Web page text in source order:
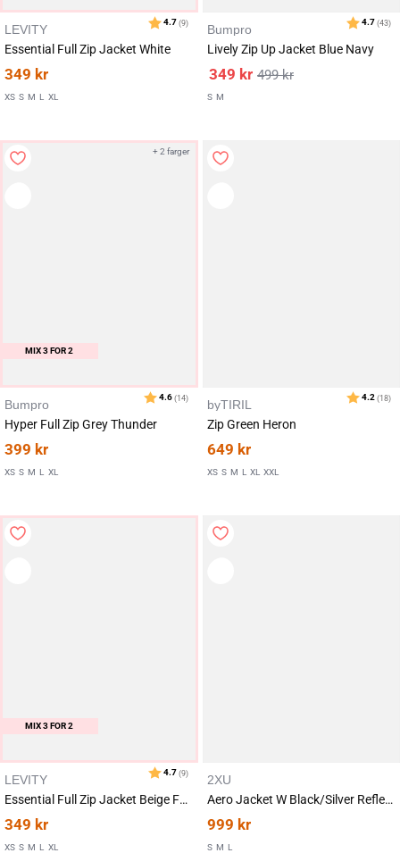
Karakter:
4.6(14)
LEVITY
Essential Full Zip Jacket White
349 kr
XS S M L XL
Bumpro
Lively Zip Up Jacket Blue Navy
499kr
349 kr
S M
MIX 3 FOR 2
Bumpro
Hyper Full Zip Grey Thunder
399 kr
XS S M L XL
+ 2 farger
byTIRIL
Zip Green Heron
649 kr
XS S M L XL XXL
MIX 3 FOR 2
LEVITY
Essential Full Zip Jacket Beige Fossil
349 kr
XS S M L XL
2XU
Aero Jacket W Black/Silver Reflective
999 kr
S M L